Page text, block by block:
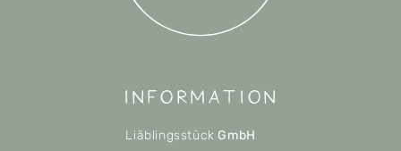
Information
Liäblingsstück GmbH